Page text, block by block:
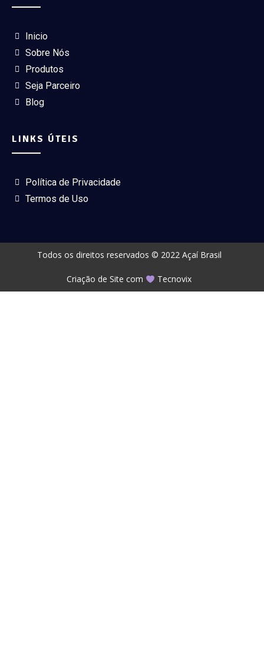
Inicio
Sobre Nós
Produtos
Seja Parceiro
Blog
LINKS ÚTEIS
Política de Privacidade
Termos de Uso
Todos os direitos reservados © 2022 Açaí Brasil
Criação de Site com Tecnovix